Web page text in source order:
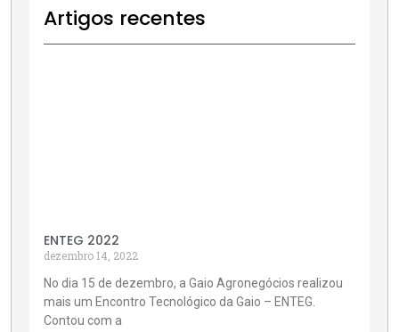
Artigos recentes
ENTEG 2022
dezembro 14, 2022
No dia 15 de dezembro, a Gaio Agronegócios realizou
mais um Encontro Tecnológico da Gaio – ENTEG.
Contou com a